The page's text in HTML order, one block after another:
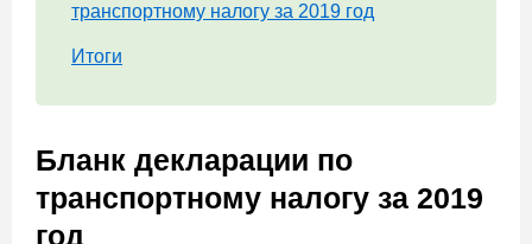
транспортному налогу за 2019 год
Итоги
Бланк декларации по
транспортному налогу за 2019
год